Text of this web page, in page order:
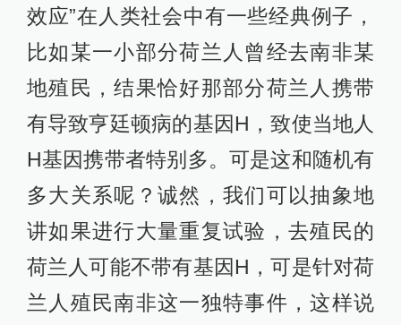
效应”在人类社会中有一些经典例子，
比如某一小部分荷兰人曾经去南非某
地殖民，结果恰好那部分荷兰人携带
有导致亨廷顿病的基因H，致使当地人
H基因携带者特别多。可是这和随机有
多大关系呢？诚然，我们可以抽象地
讲如果进行大量重复试验，去殖民的
荷兰人可能不带有基因H，可是针对荷
兰人殖民南非这一独特事件，这样说